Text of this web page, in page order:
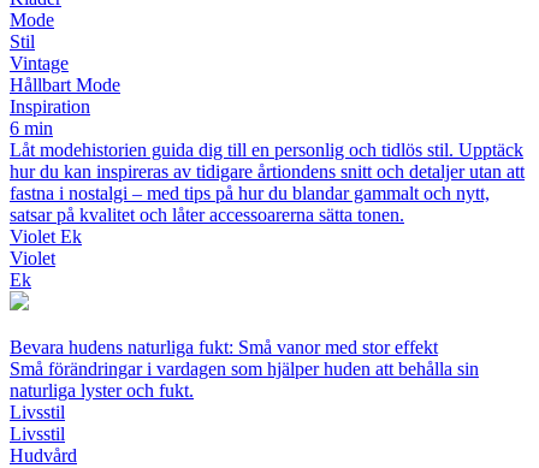
Mode
Stil
Vintage
Hållbart Mode
Inspiration
6 min
Låt modehistorien guida dig till en personlig och tidlös stil. Upptäck
hur du kan inspireras av tidigare årtiondens snitt och detaljer utan att
fastna i nostalgi – med tips på hur du blandar gammalt och nytt,
satsar på kvalitet och låter accessoarerna sätta tonen.
Violet Ek
Violet
Ek
Bevara hudens naturliga fukt: Små vanor med stor effekt
Små förändringar i vardagen som hjälper huden att behålla sin
naturliga lyster och fukt.
Livsstil
Livsstil
Hudvård